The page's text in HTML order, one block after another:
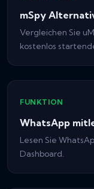
mSpy
Vergleichen Sie
kostenlos
FUNKTION
WhatsApp
Lesen Sie
Dashboard.